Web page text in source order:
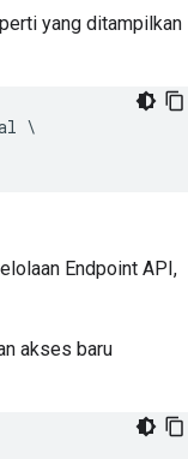
yang ditampilkan
\
Endpoint API,
akses baru